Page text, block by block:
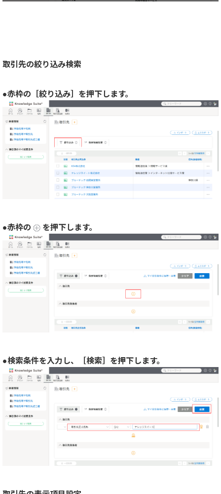
取引先の絞り込み検索
●赤枠の［絞り込み］を押下します。
●赤枠の を押下します。
●検索条件を入力し、［検索］を押下します。